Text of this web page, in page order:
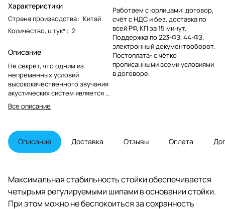
Характеристики
Страна производства: Китай
Количество, штук*: 2
Описание
Не секрет, что одним из
непременных условий
высококачественного звучания
акустических систем является их
точное позиционирование
относительно слушателя и
для размещения АС. Серия
напольных подставок под
полочные акустические системы
задачи по-скандинавски
элегантно.
Все описание
Работаем с юрлицами: договор,
счёт с НДС и без, доставка по
всей РФ, КП за 15 минут.
Поддержка по 223-ФЗ, 44-ФЗ,
электронный документооборот.
Постоплата- с чётко
прописанными всеми условиями
в договоре.
Описание Доставка Отзывы Оплата
Максимальная стабильность стойки обеспечивается
четырьмя регулируемыми шипами в основании стойки.
При этом можно не беспокоиться за сохранность